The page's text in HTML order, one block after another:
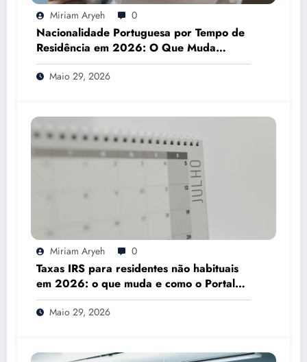
Miriam Aryeh 0
Nacionalidade Portuguesa por Tempo de
Residência em 2026: O Que Muda
Mesmo
Maio 29, 2026
Miriam Aryeh 0
Taxas IRS para residentes não habituais
em 2026: o que muda e como o Portal
das Finanças pode ajudar
Maio 29, 2026